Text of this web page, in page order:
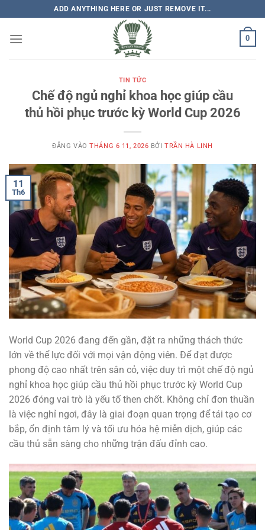
qua
nội
ADD ANYTHING HERE OR JUST REMOVE IT...
0
TIN TỨC
Chế độ ngủ nghỉ khoa học giúp cầu
thủ hồi phục trước kỳ World Cup 2026
ĐĂNG VÀOTHÁNG 6 11, 2026 BỞITRẦN HÀ LINH
11
Th6
World Cup 2026 đang đến gần, đặt ra những thách thức
lớn về thể lực đối với mọi vận động viên. Để đạt được
phong độ cao nhất trên sân cỏ, việc duy trì một chế độ ngủ
nghỉ khoa học giúp cầu thủ hồi phục trước kỳ World Cup
2026 đóng vai trò là yếu tố then chốt. Không chỉ đơn thuần
là việc nghỉ ngơi, đây là giai đoạn quan trọng để tái tạo cơ
bắp, ổn định tâm lý và tối ưu hóa hệ miễn dịch, giúp các
cầu thủ sẵn sàng cho những trận đấu đỉnh cao.